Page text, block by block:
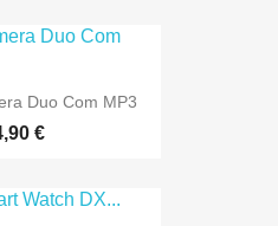
Duo Com MP3
€